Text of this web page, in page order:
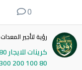
0
رؤية لتأجير المعدات
80 100 200 300 500 طن جدة الرياض الدمام kingdomvision